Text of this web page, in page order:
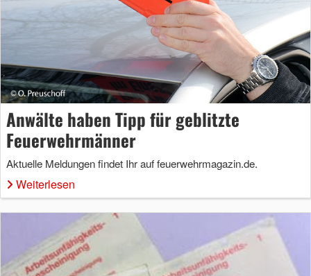
Anwälte haben Tipp für geblitzte
Feuerwehrmänner
Aktuelle Meldungen findet Ihr auf feuerwehrmagazin.de.
Weiterlesen